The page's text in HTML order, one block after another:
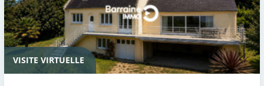
VISITE VIRTUELLE